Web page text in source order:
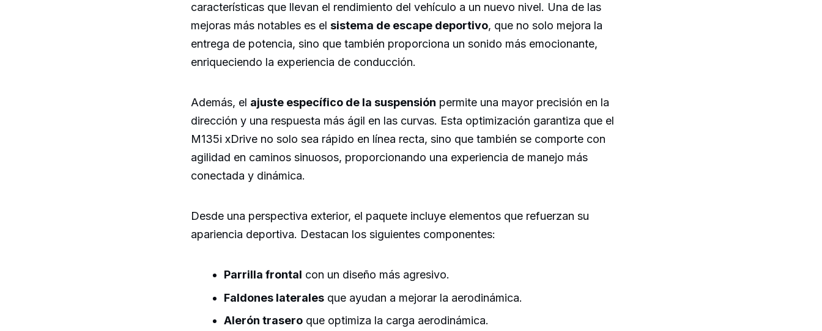
características que llevan el rendimiento del vehículo a un nuevo nivel. Una de las
mejoras más notables es el sistema de escape deportivo, que no solo mejora la
entrega de potencia, sino que también proporciona un sonido más emocionante,
enriqueciendo la experiencia de conducción.
Además, el ajuste específico de la suspensión permite una mayor precisión en la
dirección y una respuesta más ágil en las curvas. Esta optimización garantiza que el
M135i xDrive no solo sea rápido en línea recta, sino que también se comporte con
agilidad en caminos sinuosos, proporcionando una experiencia de manejo más
conectada y dinámica.
Desde una perspectiva exterior, el paquete incluye elementos que refuerzan su
apariencia deportiva. Destacan los siguientes componentes:
Parrilla frontal con un diseño más agresivo.
Faldones laterales que ayudan a mejorar la aerodinámica.
Alerón trasero que optimiza la carga aerodinámica.